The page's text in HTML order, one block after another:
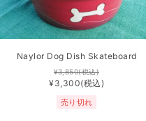
Naylor Dog Dish Skateboard
¥3,850(税込)
¥3,300(税込)
売り切れ